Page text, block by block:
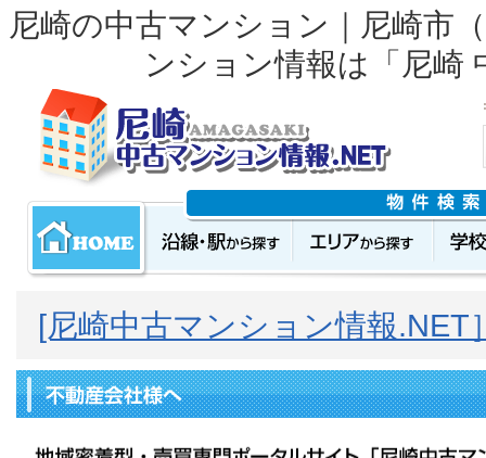
尼崎の中古マンション ｜尼崎市
ンション情報は「尼崎
[尼崎中古マンション情報.NET